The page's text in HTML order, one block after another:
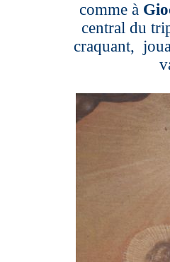
comme à
central du
craquant,